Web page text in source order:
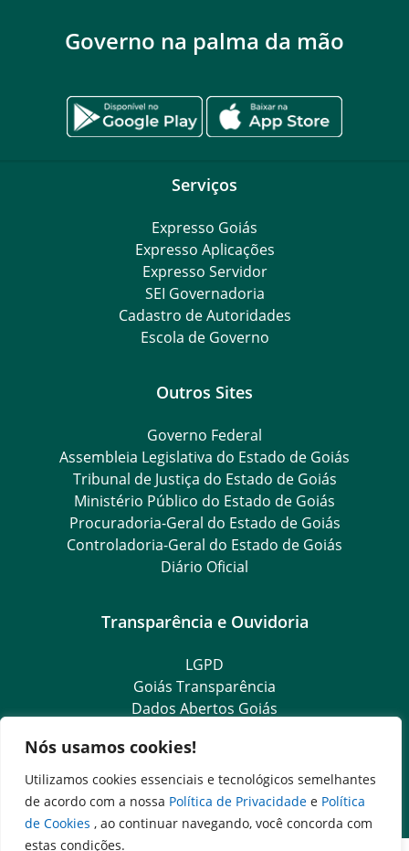
Nós usamos cookies!
Utilizamos cookies essenciais e tecnológicos semelhantes
de acordo com a nossa Política de Privacidade e Política
de Cookies , ao continuar navegando, você concorda com
estas condições.
Governo na palma da mão
Serviços
Expresso Goiás
Expresso Aplicações
Expresso Servidor
SEI Governadoria
Cadastro de Autoridades
Escola de Governo
Outros Sites
Governo Federal
Assembleia Legislativa do Estado de Goiás
Tribunal de Justiça do Estado de Goiás
Ministério Público do Estado de Goiás
Procuradoria-Geral do Estado de Goiás
Controladoria-Geral do Estado de Goiás
Diário Oficial
Transparência e Ouvidoria
LGPD
Goiás Transparência
Dados Abertos Goiás
SIC – Serviço de Informação ao Cidadão
Ouvidoria Setorial (Expresso)
Ouvidoria Setorial (Presencial)